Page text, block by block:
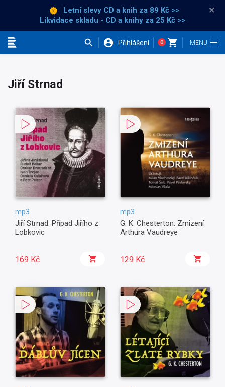
Letní slevy CD a knih za 89 Kč >>
Likvidace skladu - CD a knihy za 25 Kč >>
×
Přihlášení 0
Jiří Strnad
mp3
Jiří Strnad: Případ Jiřího z
Lobkovic
169 Kč
mp3
G. K. Chesterton: Zmizení
Arthura Vaudreye
129 Kč